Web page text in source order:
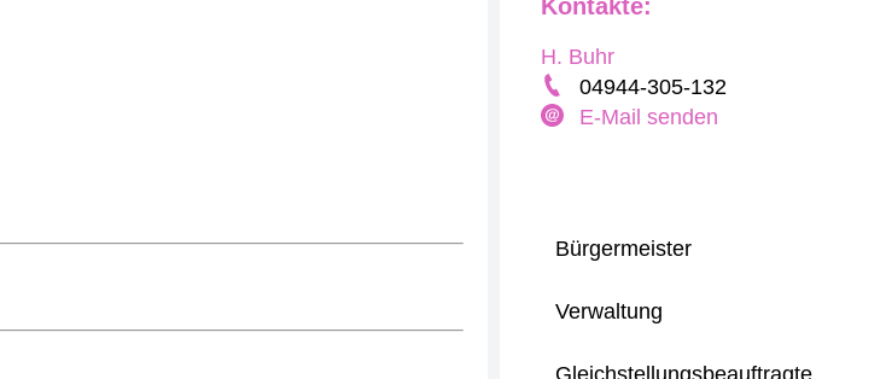
Bürgermeister
Verwaltung
Gleichstellungsbeauftragte
Kontakte:
H. Buhr
04944-305-132
E-Mail senden